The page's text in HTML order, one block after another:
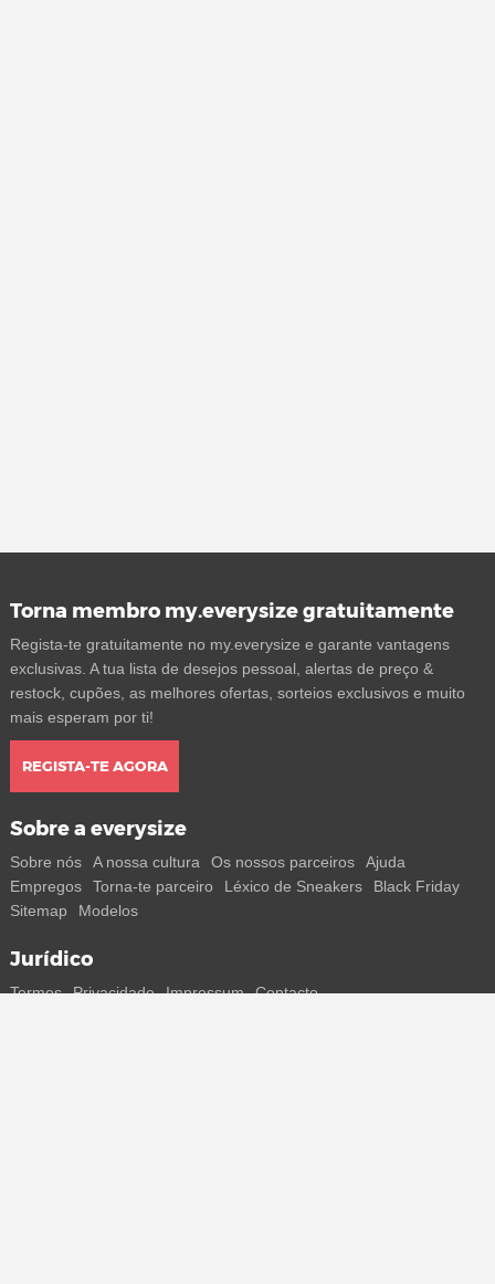
Torna membro my.everysize gratuitamente
Regista-te gratuitamente no my.everysize e garante vantagens
exclusivas. A tua lista de desejos pessoal, alertas de preço &
restock, cupões, as melhores ofertas, sorteios exclusivos e muito
mais esperam por ti!
REGISTA-TE AGORA
Sobre a everysize
Sobre nós A nossa cultura Os nossos parceiros
Ajuda
Empregos
Torna-te parceiro Léxico de Sneakers
Black Friday
Sitemap
Modelos
Jurídico
Termos Privacidade Impressum Contacto